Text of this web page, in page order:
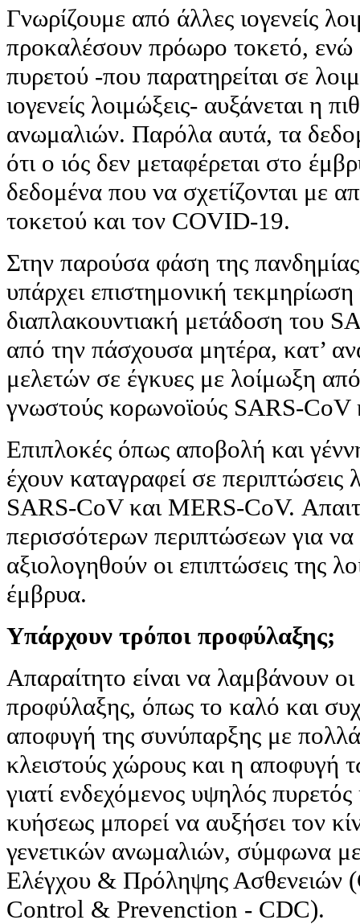
Γνωρίζουμε από άλλες ιογενείς
προκαλέσουν πρόωρο τοκετό, ενώ
πυρετού -που παρατηρείται σε
ιογενείς λοιμώξεις- αυξάνεται η
ανωμαλιών. Παρόλα αυτά, τα
ότι ο ιός δεν μεταφέρεται στο
δεδομένα που να σχετίζονται με
τοκετού και τον COVID-19.
Στην παρούσα φάση της
υπάρχει επιστημονική
διαπλακουντιακή μετάδοση του
από την πάσχουσα μητέρα, κατ’
μελετών σε έγκυες με λοίμωξη
γνωστούς κορωνοϊούς SARS-
Επιπλοκές όπως αποβολή και
έχουν καταγραφεί σε
SARS-CoV και MERS-CoV.
περισσότερων περιπτώσεων για
αξιολογηθούν οι επιπτώσεις της
έμβρυα.
Υπάρχουν τρόποι προφύλαξης;
Απαραίτητο είναι να λαμβάνουν
προφύλαξης, όπως το καλό και
αποφυγή της συνύπαρξης με
κλειστούς χώρους και η αποφυγή
γιατί ενδεχόμενος υψηλός
κυήσεως μπορεί να αυξήσει τον
γενετικών ανωμαλιών, σύμφωνα
Ελέγχου & Πρόληψης Ασθενειών
Control & Prevenction - CDC).